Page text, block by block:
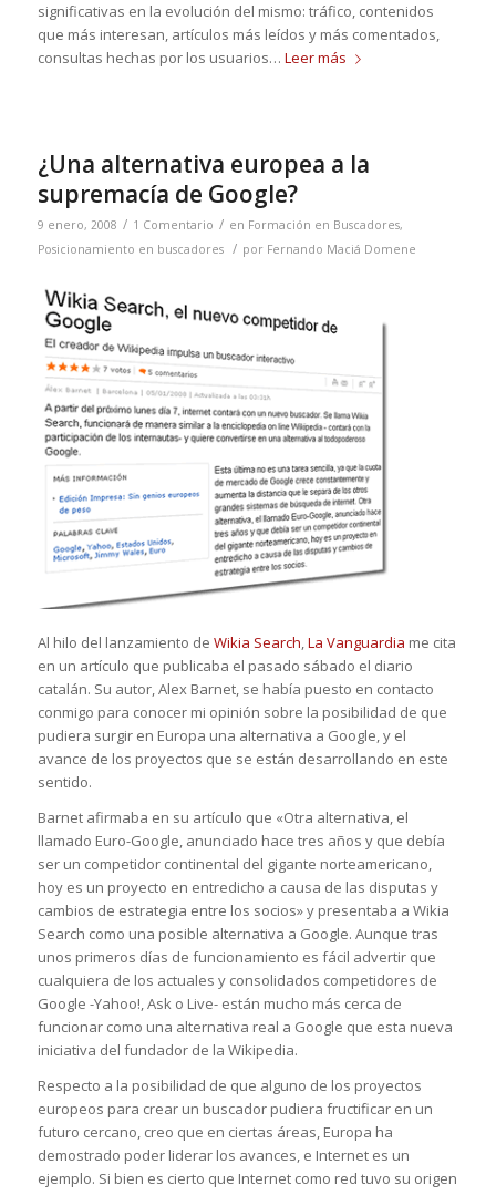
significativas en la evolución del mismo: tráfico, contenidos
que más interesan, artículos más leídos y más comentados,
consultas hechas por los usuarios… Leer más
¿Una alternativa europea a la
supremacía de Google?
9 enero, 2008 / 1 Comentario / en Formación en Buscadores,
Posicionamiento en buscadores
/ por Fernando Maciá Domene
Al hilo del lanzamiento de Wikia Search La Vanguardia me cita
en un artículo que publicaba el pasado sábado el diario
catalán. Su autor, Alex Barnet, se había puesto en contacto
conmigo para conocer mi opinión sobre la posibilidad de que
pudiera surgir en Europa una alternativa a Google, y el
avance de los proyectos que se están desarrollando en este
sentido.
Barnet afirmaba en su artículo que «Otra alternativa, el
llamado Euro-Google, anunciado hace tres años y que debía
ser un competidor continental del gigante norteamericano,
hoy es un proyecto en entredicho a causa de las disputas y
cambios de estrategia entre los socios» y presentaba a Wikia
Search como una posible alternativa a Google. Aunque tras
unos primeros días de funcionamiento es fácil advertir que
cualquiera de los actuales y consolidados competidores de
Google -Yahoo!, Ask o Live- están mucho más cerca de
funcionar como una alternativa real a Google que esta nueva
iniciativa del fundador de la Wikipedia.
Respecto a la posibilidad de que alguno de los proyectos
europeos para crear un buscador pudiera fructificar en un
futuro cercano, creo que en ciertas áreas, Europa ha
demostrado poder liderar los avances, e Internet es un
ejemplo. Si bien es cierto que Internet como red tuvo su origen